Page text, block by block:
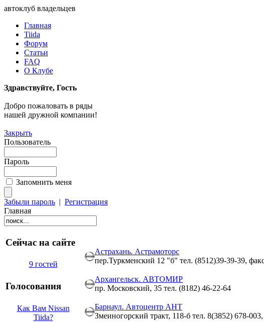
автоклуб владельцев
Главная
Tiida
Форум
Статьи
FAQ
О Клубе
Здравствуйте, Гость
Добро пожаловать в ряды
нашей дружной компании!
Закрыть
Пользователь
Пароль
Запомнить меня
Забыли пароль | Регистрация
Главная
Сейчас на сайте
9 гостей
Голосования
Как Вам Nissan
Tiida?
Астрахань. Астрамоторс
пер.Туркменский 12 "б" тел. (8512)39-39-39,
Архангельск. АВТОМИР
пр. Московский, 35 тел. (8182) 46-22-64
Барнаул. Автоцентр АНТ
Змеиногорский тракт, 118-б тел. 8(3852) 678-